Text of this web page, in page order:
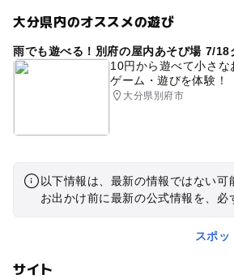
大分県内のオススメの遊び
雨でも遊べる！別府の屋内あそび場 7/18
10円から遊べて小さな
ゲーム・遊びを体験！
大分県別府市
以下情報は、最新の情報ではない可
お出かけ前に最新の公式情報を、必
スポ
サイト